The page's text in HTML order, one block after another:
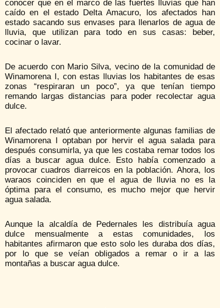
conocer que en el marco de las fuertes lluvias que han
caído en el estado Delta Amacuro, los afectados han
estado sacando sus envases para llenarlos de agua de
lluvia, que utilizan para todo en sus casas: beber,
cocinar o lavar.
De acuerdo con Mario Silva, vecino de la comunidad de
Winamorena I, con estas lluvias los habitantes de esas
zonas “respiraran un poco”, ya que tenían tiempo
remando largas distancias para poder recolectar agua
dulce.
El afectado relató que anteriormente algunas familias de
Winamorena I optaban por hervir el agua salada para
después consumirla, ya que les costaba remar todos los
días a buscar agua dulce. Esto había comenzado a
provocar cuadros diarreicos en la población. Ahora, los
waraos coinciden en que el agua de lluvia no es la
óptima para el consumo, es mucho mejor que hervir
agua salada.
Aunque la alcaldía de Pedernales les distribuía agua
dulce mensualmente a estas comunidades, los
habitantes afirmaron que esto solo les duraba dos días,
por lo que se veían obligados a remar o ir a las
montañas a buscar agua dulce.